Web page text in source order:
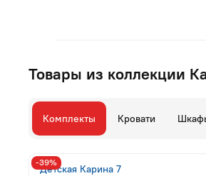
Товары из коллекции
Комплекты Кровати
Детская Карина 7
-39%